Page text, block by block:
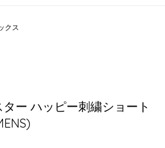
クス
ー ハッピー刺繍ショート